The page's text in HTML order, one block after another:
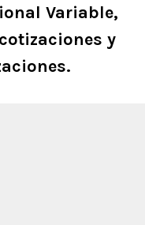
Variable,
y